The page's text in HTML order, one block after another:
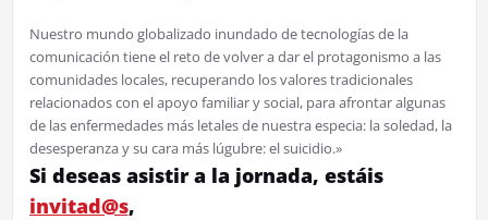
Nuestro mundo globalizado inundado de tecnologías de la
comunicación tiene el reto de volver a dar el protagonismo a las
comunidades locales, recuperando los valores tradicionales
relacionados con el apoyo familiar y social, para afrontar algunas
de las enfermedades más letales de nuestra especia: la soledad, la
desesperanza y su cara más lúgubre: el suicidio.»
Si deseas asistir a la jornada, estáis
invitad@s,